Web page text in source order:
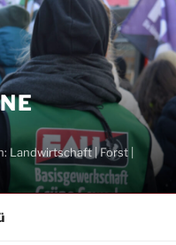
Landwirtschaft | Forst |